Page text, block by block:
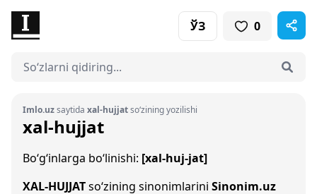
ЎЗ 0
Imlo.uzsaytida xal-hujjatso‘zining yozilishi
xal-hujjat
Bo‘g‘inlarga bo‘linishi: [xal-huj-jat]
XAL-HUJJATso‘zining sinonimlarini Sinonim.uz